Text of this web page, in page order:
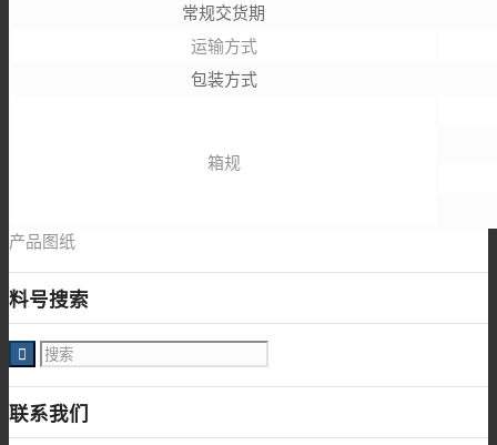
常规交货期
运输方式
包装方式
箱规
产品图纸
料号搜索
联系我们